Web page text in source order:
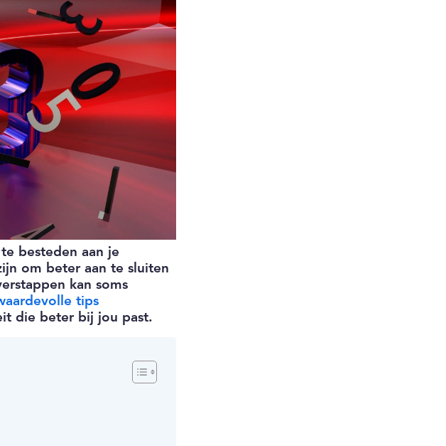
besteden aan je
om beter aan te sluiten
kan soms
tips
die beter bij jou past.